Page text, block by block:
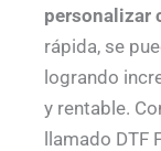
personalizar
rápida, se
logrando
y rentable.
llamado DTF